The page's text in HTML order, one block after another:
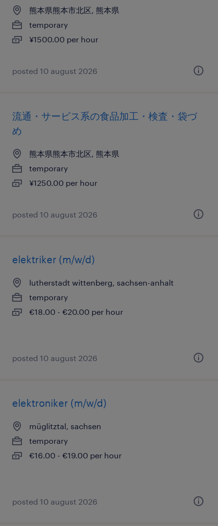
熊本県熊本市北区, 熊本県
temporary
¥1500.00 per hour
posted 10 august 2026
流通・サービス系の食品加工・検査・袋づ
め
熊本県熊本市北区, 熊本県
temporary
¥1250.00 per hour
posted 10 august 2026
elektriker (m/w/d)
lutherstadt wittenberg, sachsen-anhalt
temporary
€18.00 - €20.00 per hour
posted 10 august 2026
elektroniker (m/w/d)
müglitztal, sachsen
temporary
€16.00 - €19.00 per hour
posted 10 august 2026